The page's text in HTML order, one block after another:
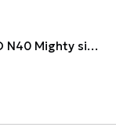
Мережевий зарядний пристрій HOCO N40 Mighty single port PD20W charger Black